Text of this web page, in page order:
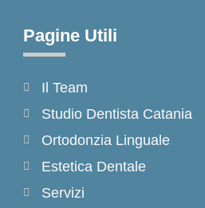
Pagine Utili
Il Team
Studio Dentista Catania
Ortodonzia Linguale
Estetica Dentale
Servizi